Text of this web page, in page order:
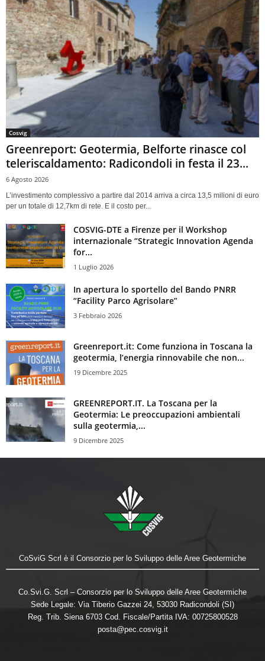
Cosvig
Greenreport: Geotermia, Belforte rinasce col
teleriscaldamento: Radicondoli in festa il 23...
6 Agosto 2026
L’investimento complessivo a partire dal 2014 arriva a circa 13,5 milioni di euro
per un totale di 12,7km di rete. E il costo per...
COSVIG-DTE a Firenze per il Workshop
internazionale “Strategic Innovation Agenda
for...
1 Luglio 2026
In apertura lo sportello del Bando PNRR
“Facility Parco Agrisolare”
3 Febbraio 2026
Greenreport.it: Come funziona in Toscana la
geotermia, l’energia rinnovabile che non...
19 Dicembre 2025
GREENREPORT.IT. La Toscana per la
Geotermia: Le preoccupazioni ambientali
sulla geotermia,...
9 Dicembre 2025
CoSviG Scrl è il Consorzio per lo Sviluppo delle Aree Geotermiche
Co.Svi.G. Scrl – Consorzio per lo Sviluppo delle Aree Geotermiche
Sede Legale: Via Tiberio Gazzei 24, 53030 Radicondoli (SI)
Reg. Trib. Siena 6703 Cod. Fiscale/Partita IVA: 00725800528
posta@pec.cosvig.it